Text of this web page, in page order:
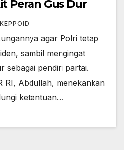
Peran Gus Dur
agar Polri tetap
sambil mengingat
sebagai pendiri partai.
RI, Abdullah, menekankan
ketentuan…